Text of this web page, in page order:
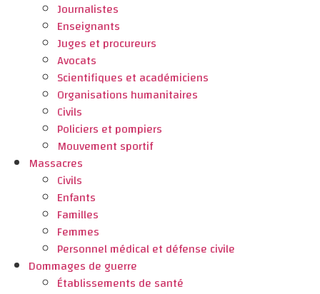
Journalistes
Enseignants
Juges et procureurs
Avocats
Scientifiques et académiciens
Organisations humanitaires
Civils
Policiers et pompiers
Mouvement sportif
Massacres
Civils
Enfants
Familles
Femmes
Personnel médical et défense civile
Dommages de guerre
Établissements de santé